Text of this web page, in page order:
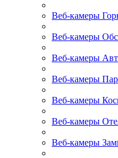
Веб-камеры
Веб-камеры
Веб-камеры
Веб-камеры
Веб-камеры
Веб-камеры
Веб-камеры